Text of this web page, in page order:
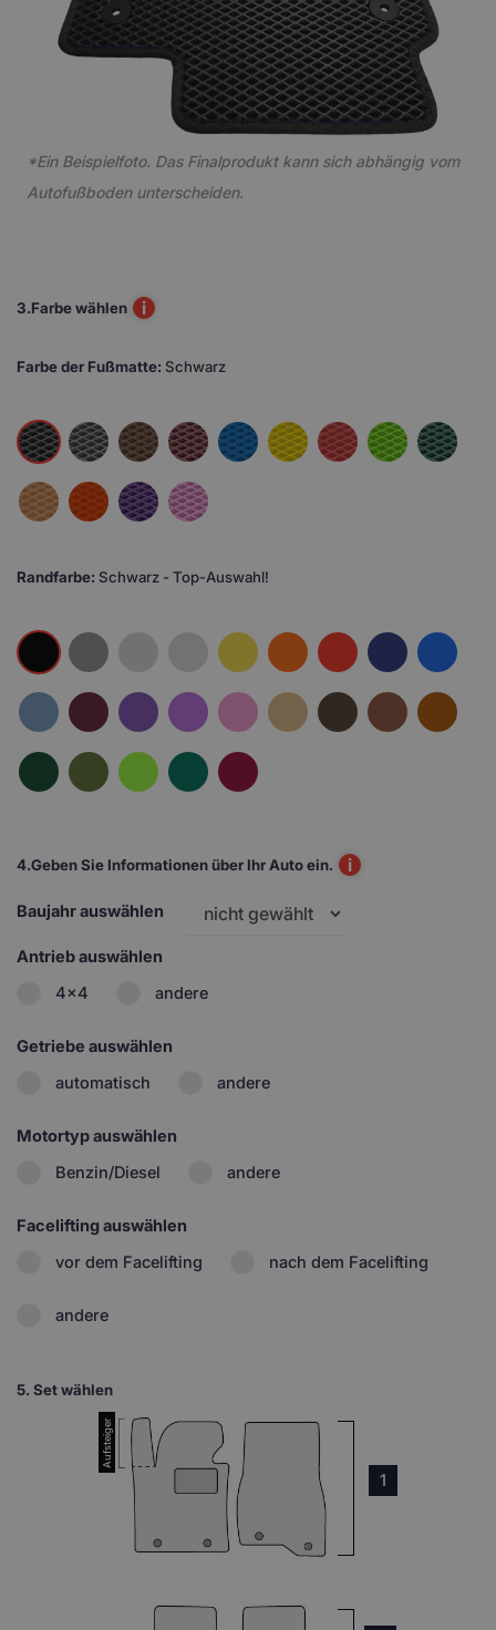
*Ein Beispielfoto. Das Finalprodukt kann sich abhängig vom
Autofußboden unterscheiden.
3.Farbe wählen i
Farbe der Fußmatte: Schwarz
Randfarbe: Schwarz - Top-Auswahl!
4.Geben Sie Informationen über Ihr Auto ein. i
Baujahr auswählen
Antrieb auswählen
4x4
andere
Getriebe auswählen
automatisch
andere
Motortyp auswählen
Benzin/Diesel
andere
Facelifting auswählen
vor dem Facelifting
nach dem Facelifting
andere
5. Set wählen
1